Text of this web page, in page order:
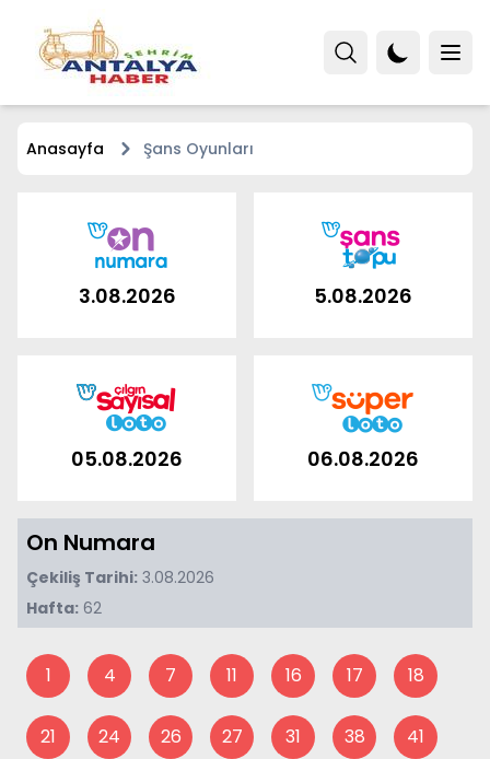
Anasayfa Şans Oyunları
3.08.2026 5.08.2026
05.08.2026 06.08.2026
On Numara
Çekiliş Tarihi: 3.08.2026
Hafta: 62
1 4 7 11 16 17 18
21 24 26 27 31 38 41